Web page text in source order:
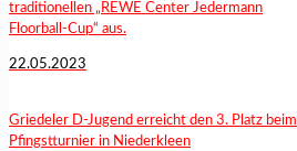
traditionellen „REWE Center Jedermann
Floorball-Cup“ aus.
22.05.2023
Griedeler D-Jugend erreicht den 3. Platz beim
Pfingstturnier in Niederkleen